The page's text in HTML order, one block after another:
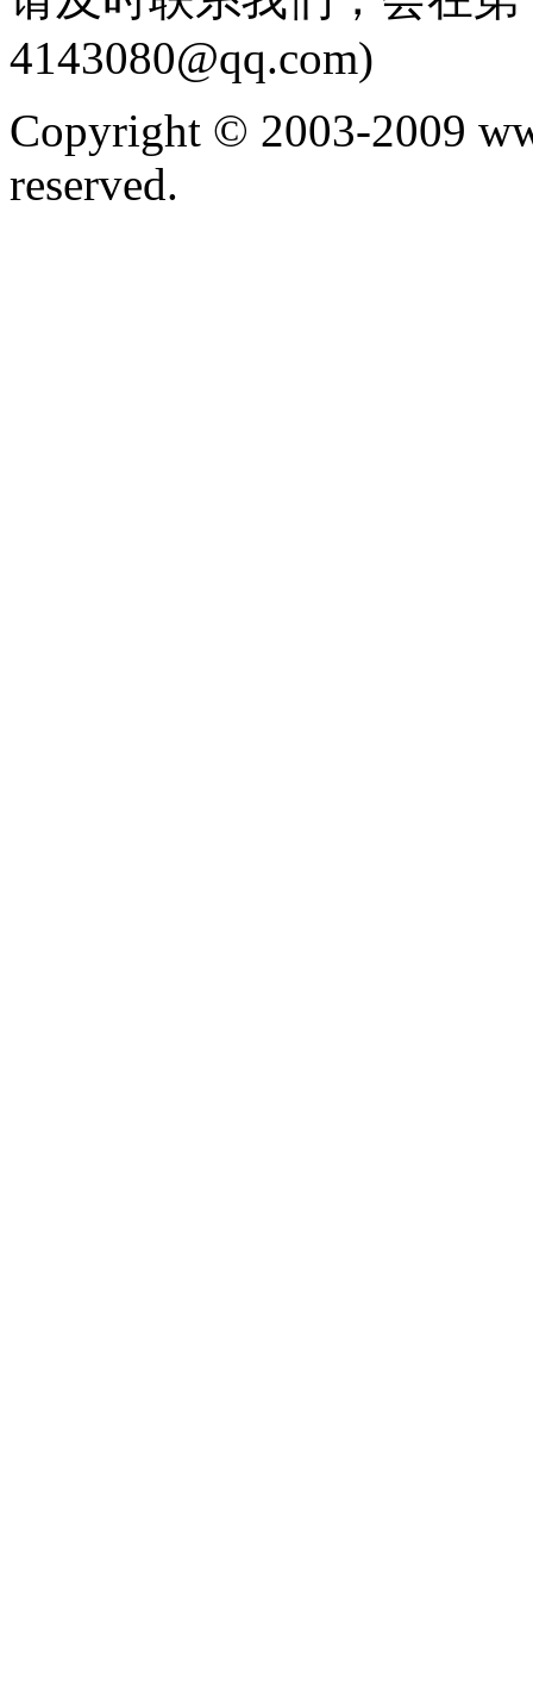
4143080@qq.com)
Copyright © 2003-2009
reserved.